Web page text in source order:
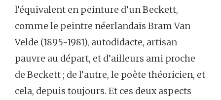
l’équivalent en peinture d’un Beckett,
comme le peintre néerlandais Bram Van
Velde (1895-1981), autodidacte, artisan
pauvre au départ, et d’ailleurs ami proche
de Beckett ; de l’autre, le poète théoricien, et
cela, depuis toujours. Et ces deux aspects